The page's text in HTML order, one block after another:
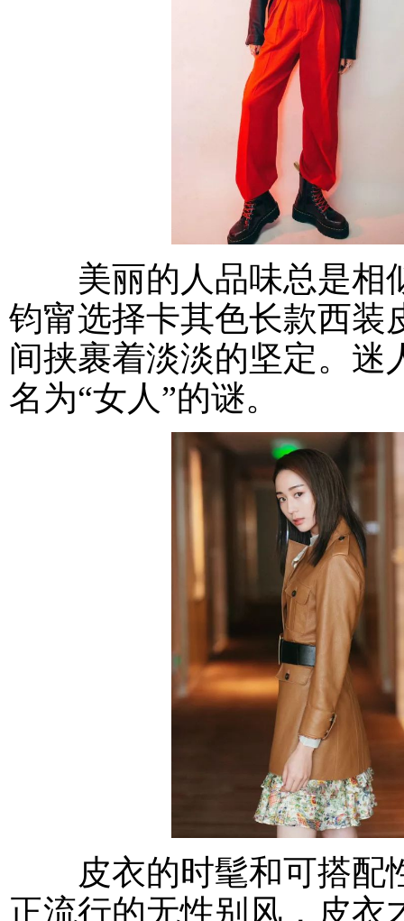
美丽的人品味总是相
钧甯选择卡其色长款西装
间挟裹着淡淡的坚定。迷
名为“女人”的谜。
皮衣的时髦和可搭配
正流行的无性别风，皮衣